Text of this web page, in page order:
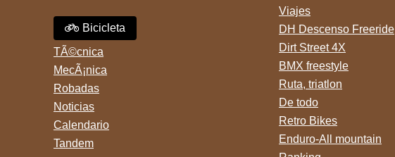
Bicicleta
TÃ©cnica
MecÃ¡nica
Robadas
Noticias
Calendario
Tandem
Viajes
DH Descenso Freeride
Dirt Street 4X
BMX freestyle
Ruta, triatlon
De todo
Retro Bikes
Enduro-All mountain